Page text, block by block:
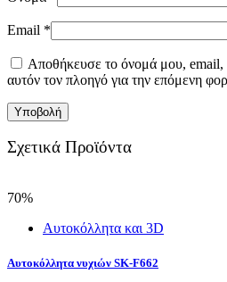
Email *
Αποθήκευσε το όνομά μου, email,
αυτόν τον πλοηγό για την επόμενη
Σχετικά Προϊόντα
70%
Αυτοκόλλητα και 3D
Αυτοκόλλητα νυχιών SK-F662